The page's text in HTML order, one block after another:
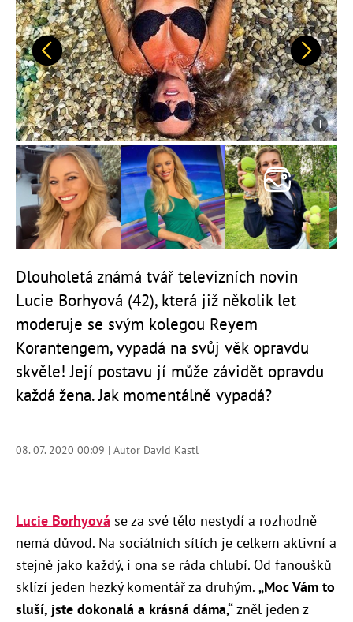
Předchozí Další
Dlouholetá známá tvář televizních novin
Lucie Borhyová (42), která již několik let
moderuje se svým kolegou Reyem
Korantengem, vypadá na svůj věk opravdu
skvěle! Její postavu jí může závidět opravdu
každá žena. Jak momentálně vypadá?
08. 07. 2020 00:09 | Autor David Kastl
Lucie Borhyová se za své tělo nestydí a rozhodně
nemá důvod. Na sociálních sítích je celkem aktivní a
stejně jako každý, i ona se ráda chlubí. Od fanoušků
sklízí jeden hezký komentář za druhým. „Moc Vám to
sluší, jste dokonalá a krásná dáma,“zněl jeden z